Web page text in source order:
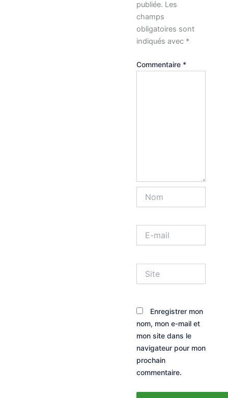
publiée. Les
champs
obligatoires sont
indiqués avec *
Commentaire *
mail
Enregistrer mon
nom, mon e-mail et
mon site dans le
navigateur pour mon
prochain
commentaire.